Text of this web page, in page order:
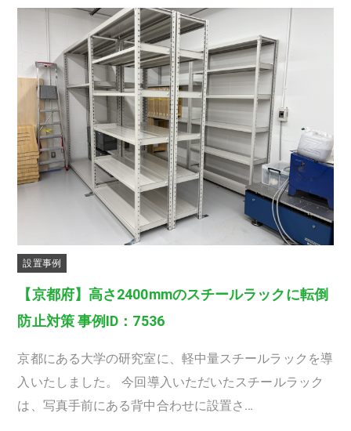
設置事例
【京都府】高さ2400mmのスチールラックに転倒
防止対策 事例ID：7536
京都にある大学の研究室に、軽中量スチールラックを導
入いたしました。 今回導入いただいたスチールラック
は、写真手前にある背中合わせに設置さ…